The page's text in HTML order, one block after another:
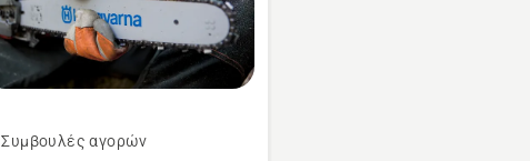
Συμβουλές αγορών